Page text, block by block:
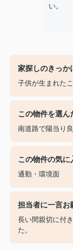
い。
家探しのきっか
子供が生まれた
この物件を選ん
南道路で陽当り
この物件の気に
通勤・環境面
担当者に一言お
長い間親切に付
た。